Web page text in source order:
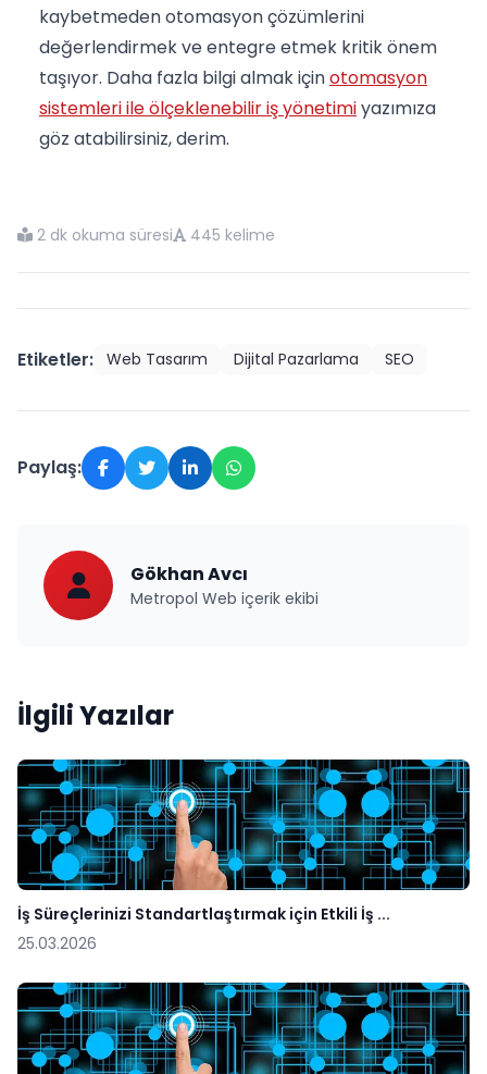
kaybetmeden otomasyon çözümlerini
değerlendirmek ve entegre etmek kritik önem
taşıyor. Daha fazla bilgi almak içinotomasyon
sistemleri ile ölçeklenebilir iş yönetimiyazımıza
göz atabilirsiniz, derim.
2 dk okuma süresi 445 kelime
Etiketler: Web Tasarım Dijital Pazarlama SEO
Paylaş:
Gökhan Avcı
Metropol Web içerik ekibi
İlgili Yazılar
İş Süreçlerinizi Standartlaştırmak için Etkili İş ...
25.03.2026